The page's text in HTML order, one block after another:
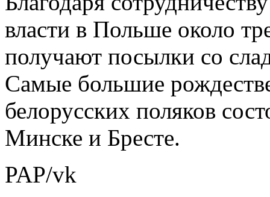
власти в Польше около
получают посылки со
Самые большие
белорусских поляков
Минске и Бресте.
PAP/vk